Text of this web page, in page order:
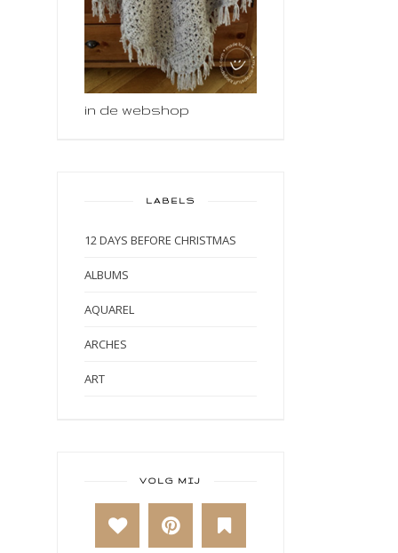
in de webshop
LABELS
12 DAYS BEFORE CHRISTMAS
ALBUMS
AQUAREL
ARCHES
ART
BAKKEN
VOLG MIJ